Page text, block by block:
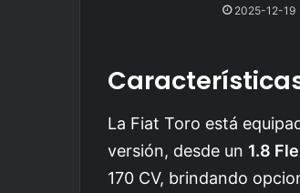
2025-12-19
La Fiat Toro está
versión, desde un 1.8
170 CV, brindando